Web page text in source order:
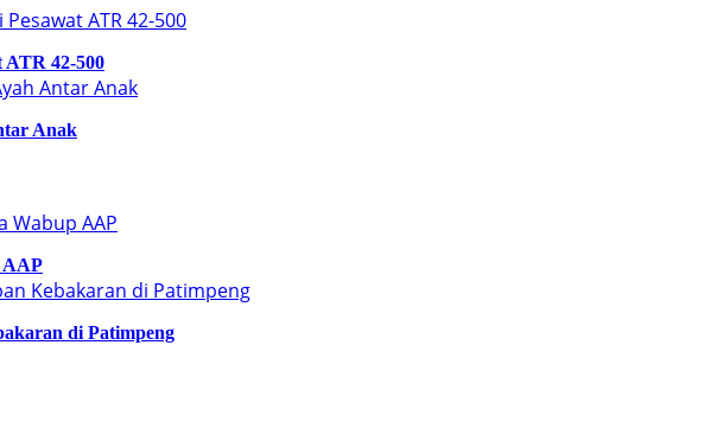
ATR 42-500
Anak
AAP
di Patimpeng